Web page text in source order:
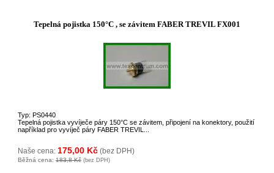
Tepelná pojistka 150°C , se závitem FABER TREVIL FX001
Typ: PS0440
Tepelná pojistka vyvíječe páry 150°C se závitem, připojení na konektory, použití
například pro vyvíječ páry FABER TREVIL...
Naše cena: 175,00 Kč (bez DPH)
Běžná cena: 183,8 Kč (bez DPH)